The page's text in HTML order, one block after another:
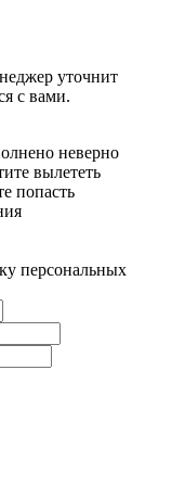
уточнит
с вами.
неверно
вылететь
попасть
персональных